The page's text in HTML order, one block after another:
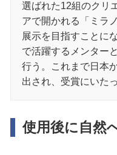
選ばれた12組のクリ
アで開かれる「ミラ
展示を目指すことに
で活躍するメンター
行う。これまで日本
出され、受賞にいた
使用後に自然